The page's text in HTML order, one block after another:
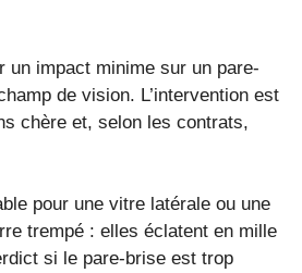
un impact minime sur un pare-
de vision. L’intervention est
chère et, selon les contrats,
pour une vitre latérale ou une
trempé : elles éclatent en mille
si le pare-brise est trop